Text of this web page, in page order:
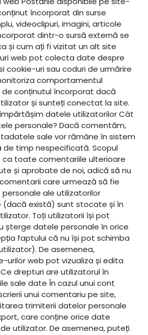
încorporat din surse
videoclipuri, imagini, articole
dintr-o sursă externă se
și cum ați fi vizitat un alt site
web pot colecta date despre
cookie-uri sau coduri de urmărire
comportamentul
conținutul încorporat dacă
și sunteți conectat la site.
datele utilizatorilor Cât
personale? Dacă comentăm,
sale vor rămâne în sistem
de timp nespecificată. Scopul
ca toate comentariile ulterioare
și aprobate de noi, adică să nu
care urmează să fie
ale utilizatorilor
(dacă există) sunt stocate și în
Toți utilizatorii își pot
șterge datele personale în orice
faptului că nu își pot schimba
De asemenea,
urilor web pot vizualiza și edita
drepturi are utilizatorul în
sale date În cazul unui cont
unui comentariu pe site,
trimiterii datelor personale
care conține orice date
utilizator. De asemenea, puteți